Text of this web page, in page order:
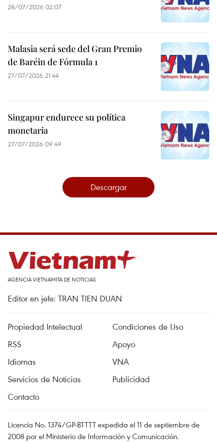
28/07/2026 02:07
Malasia será sede del Gran Premio
de Baréin de Fórmula 1
27/07/2026 21:44
Singapur endurece su política
monetaria
27/07/2026 09:49
Descargar
AGENCIA VIETNAMITA DE NOTICIAS
Editor en jefe: TRAN TIEN DUAN
Propiedad Intelectual
Condiciones de Uso
RSS
Apoyo
Idiomas
VNA
Servicios de Noticias
Publicidad
Contacto
Licencia No. 1374/GP-BTTTT expedida el 11 de septiembre de
2008 por el Ministerio de Información y Comunicación.